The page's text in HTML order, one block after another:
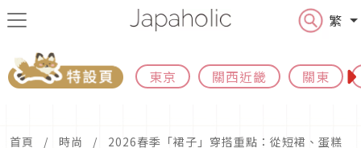
繁
東京 關西近畿 關東
首頁 時尚
2026春季「裙子」穿搭重點：從短裙、蛋糕